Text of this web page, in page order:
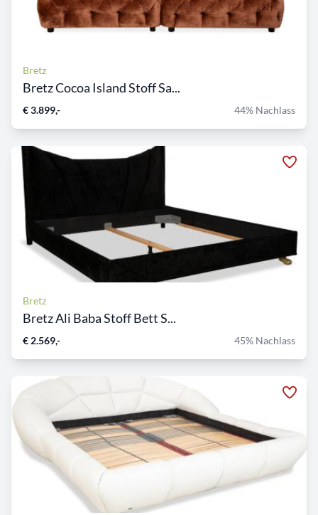
Bretz
Bretz Cocoa Island Stoff Sa...
€ 3.899,- 44% Nachlass
Bretz
Bretz Ali Baba Stoff Bett S...
€ 2.569,- 45% Nachlass